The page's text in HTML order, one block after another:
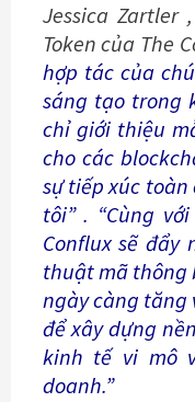
Jessica Zartler
Token của The
hợp tác của
sáng tạo trong
chỉ giới thiệu
cho các
sự tiếp xúc toàn
tôi”. “Cùng
Conflux sẽ
thuật mã thông
ngày càng tăng
để xây dựng
kinh tế vi mô
doanh.”